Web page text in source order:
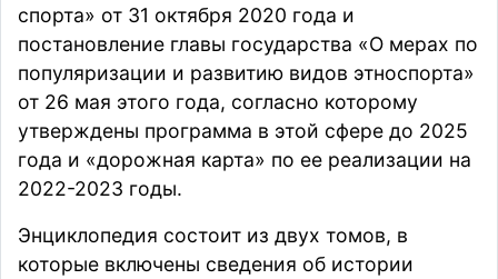
спорта» от 31 октября 2020 года и
постановление главы государства «О мерах по
популяризации и развитию видов этноспорта»
от 26 мая этого года, согласно которому
утверждены программа в этой сфере до 2025
года и «дорожная карта» по ее реализации на
2022-2023 годы.
Энциклопедия состоит из двух томов, в
которые включены сведения об истории